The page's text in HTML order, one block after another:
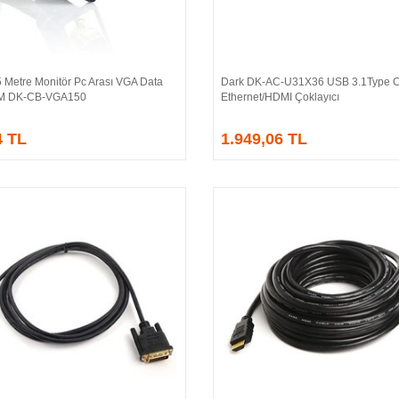
Sepete Ekle
Metre Monitör Pc Arası VGA Data
DK-CB-VGA150
TL
Sepete Ekle
Dark DK-AC-U31X36 USB 3.1Type
Ethernet/HDMI Çoklayıcı
1.949,06 TL